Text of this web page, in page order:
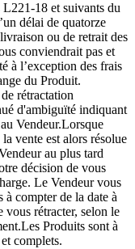
18 et suivants du
délai de quatorze
ou de retrait des
conviendrait pas et
à l’exception des frais
du Produit.
rétractation
d'ambiguïté indiquant
Vendeur.Lorsque
vente est alors résolue
au plus tard
décision de vous
Le Vendeur vous
à compter de la date à
rétracter, selon le
Produits sont à
complets.